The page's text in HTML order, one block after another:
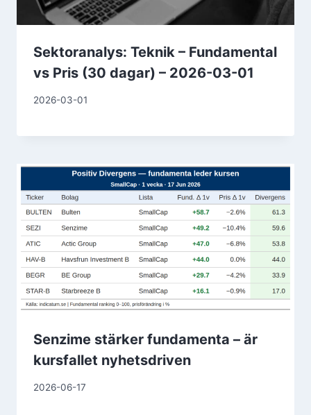
Sektoranalys: Teknik – Fundamental
vs Pris (30 dagar) – 2026-03-01
2026-03-01
Senzime stärker fundamenta – är
kursfallet nyhetsdriven
2026-06-17